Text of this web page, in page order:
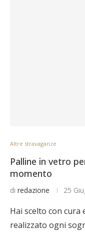
Altre stravaganze
Palline in vetro
momento
di redazione 25
Hai scelto con
realizzato ogni